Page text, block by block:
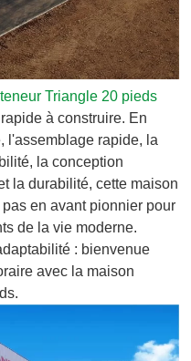
Triangle 20 pieds
à construire. En
l'assemblage rapide, la
la conception
la durabilité, cette maison
en avant pionnier pour
de la vie moderne.
: bienvenue
avec la maison